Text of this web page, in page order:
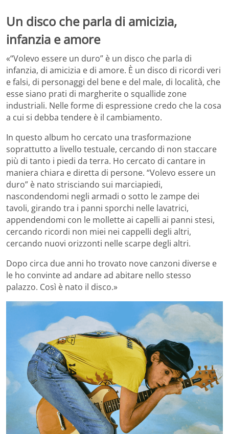
Un disco che parla di amicizia,
infanzia e amore
«“Volevo essere un duro” è un disco che parla di
infanzia, di amicizia e di amore. È un disco di ricordi veri
e falsi, di personaggi del bene e del male, di località, che
esse siano prati di margherite o squallide zone
industriali. Nelle forme di espressione credo che la cosa
a cui si debba tendere è il cambiamento.
In questo album ho cercato una trasformazione
soprattutto a livello testuale, cercando di non staccare
più di tanto i piedi da terra. Ho cercato di cantare in
maniera chiara e diretta di persone. “Volevo essere un
duro” è nato strisciando sui marciapiedi,
nascondendomi negli armadi o sotto le zampe dei
tavoli, girando tra i panni sporchi nelle lavatrici,
appendendomi con le mollette ai capelli ai panni stesi,
cercando ricordi non miei nei cappelli degli altri,
cercando nuovi orizzonti nelle scarpe degli altri.
Dopo circa due anni ho trovato nove canzoni diverse e
le ho convinte ad andare ad abitare nello stesso
palazzo. Così è nato il disco.»